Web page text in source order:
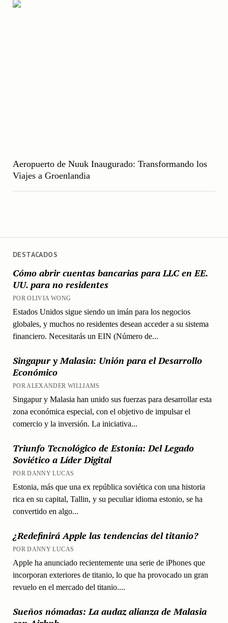
DESTACADOS
Cómo abrir cuentas bancarias para LLC en EE.
UU. para no residentes
POR OLIVIA WONG
Estados Unidos sigue siendo un imán para los negocios
globales, y muchos no residentes desean acceder a su sistema
financiero. Necesitarás un EIN (Número de...
Singapur y Malasia: Unión para el Desarrollo
Económico
POR ALEXANDER WILLIAMS
Singapur y Malasia han unido sus fuerzas para desarrollar esta
zona económica especial, con el objetivo de impulsar el
comercio y la inversión. La iniciativa...
Triunfo Tecnológico de Estonia: Del Legado
Soviético a Líder Digital
POR DANNY LUCAS
Estonia, más que una ex república soviética con una historia
rica en su capital, Tallin, y su peculiar idioma estonio, se ha
convertido en algo...
¿Redefinirá Apple las tendencias del titanio?
POR DANNY LUCAS
Apple ha anunciado recientemente una serie de iPhones que
incorporan exteriores de titanio, lo que ha provocado un gran
revuelo en el mercado del titanio....
Sueños nómadas: La audaz alianza de Malasia
Aeropuerto de Nuuk Inaugurado: Transformando los
Viajes a Groenlandia